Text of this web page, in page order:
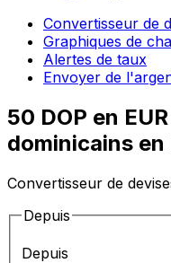
Convertisseur de
Graphiques de
Alertes de taux
Envoyer de
50 DOP en
dominicains en
Convertisseur de
Depuis
Depuis